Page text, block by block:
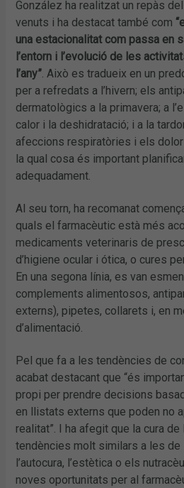
González ha realitzat un repàs
venuts i ha destacat també com
una estacionalitat com passa en
l’entorn i l’evolució de les
l’any”. Això es tradueix en un
per a refredats a l’hivern; els
dermatològics a la primavera; a
calor i la deshidratació; i a la
afeccions respiratòries i els
la qual cosa és important
adequadament.
Al seu torn, ha recomanat
quals el farmacèutic està més
medicaments veterinaris de
d’higiene ocular i ótica, o cures
En una segona línia, es van
complements alimentosos,
externs), pipetes, collarets i, en
d’alimentació.
Pel que fa a les tendències de
acabat destacant que “és
propi per prendre decisions
en llistats externs que poden no
realitat”. I ha afegit que la cura
tendències molt similars a les de
l’autocura, l’estètica o els
noves oportunitats per al